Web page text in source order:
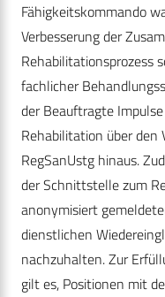
Fähigkeitskommando
Verbesserung der
Rehabilitationsprozess
fachlicher
der Beauftragte
Rehabilitation über
RegSanUstg hinaus.
der Schnittstelle zum
anonymisiert
dienstlichen
nachzuhalten. Zur
gilt es, Positionen mit